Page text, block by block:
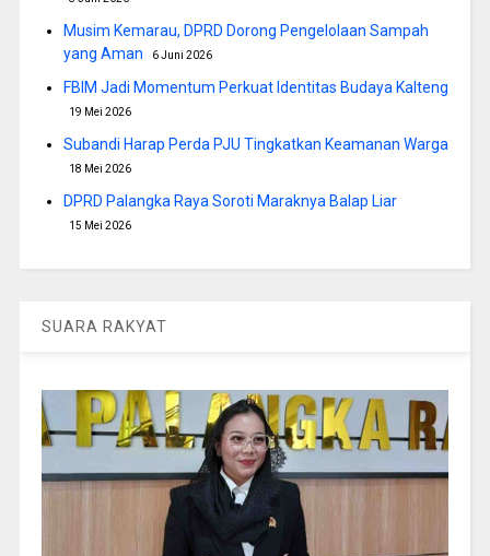
Musim Kemarau, DPRD Dorong Pengelolaan Sampah
yang Aman
6 Juni 2026
FBIM Jadi Momentum Perkuat Identitas Budaya Kalteng
19 Mei 2026
Subandi Harap Perda PJU Tingkatkan Keamanan Warga
18 Mei 2026
DPRD Palangka Raya Soroti Maraknya Balap Liar
15 Mei 2026
SUARA RAKYAT